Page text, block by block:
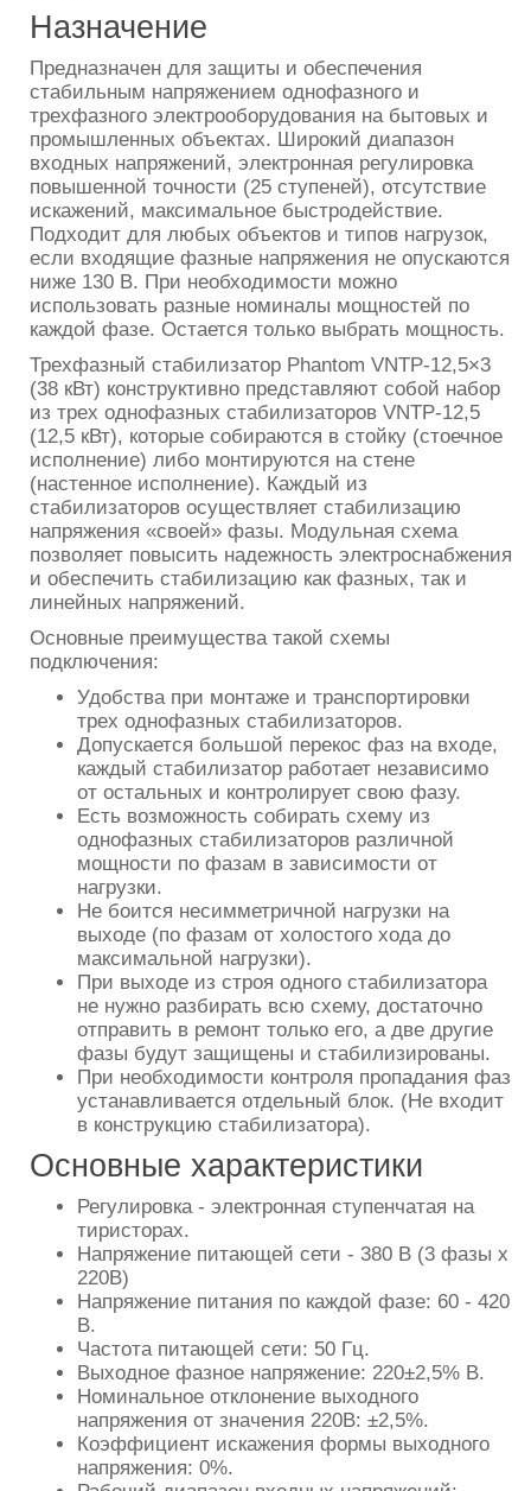
Назначение
Предназначен для защиты и обеспечения
стабильным напряжением однофазного и
трехфазного электрооборудования на бытовых и
промышленных объектах. Широкий диапазон
входных напряжений, электронная регулировка
повышенной точности (25 ступеней), отсутствие
искажений, максимальное быстродействие.
Подходит для любых объектов и типов нагрузок,
если входящие фазные напряжения не опускаются
ниже 130 В. При необходимости можно
использовать разные номиналы мощностей по
каждой фазе. Остается только выбрать мощность.
Трехфазный стабилизатор Phantom VNTP-12,5×3
(38 кВт) конструктивно представляют собой набор
из трех однофазных стабилизаторов VNTP-12,5
(12,5 кВт), которые собираются в стойку (стоечное
исполнение) либо монтируются на стене
(настенное исполнение). Каждый из
стабилизаторов осуществляет стабилизацию
напряжения «своей» фазы. Модульная схема
позволяет повысить надежность электроснабжения
и обеспечить стабилизацию как фазных, так и
линейных напряжений.
Основные преимущества такой схемы
подключения:
Удобства при монтаже и транспортировки
трех однофазных стабилизаторов.
Допускается большой перекос фаз на входе,
каждый стабилизатор работает независимо
от остальных и контролирует свою фазу.
Есть возможность собирать схему из
однофазных стабилизаторов различной
мощности по фазам в зависимости от
нагрузки.
Не боится несимметричной нагрузки на
выходе (по фазам от холостого хода до
максимальной нагрузки).
При выходе из строя одного стабилизатора
не нужно разбирать всю схему, достаточно
отправить в ремонт только его, а две другие
фазы будут защищены и стабилизированы.
При необходимости контроля пропадания фаз
устанавливается отдельный блок. (Не входит
в конструкцию стабилизатора).
Основные характеристики
Регулировка - электронная ступенчатая на
тиристорах.
Напряжение питающей сети - 380 В (3 фазы х
220В)
Напряжение питания по каждой фазе: 60 - 420
В.
Частота питающей сети: 50 Гц.
Выходное фазное напряжение: 220±2,5% В.
Номинальное отклонение выходного
напряжения от значения 220В: ±2,5%.
Коэффициент искажения формы выходного
напряжения: 0%.